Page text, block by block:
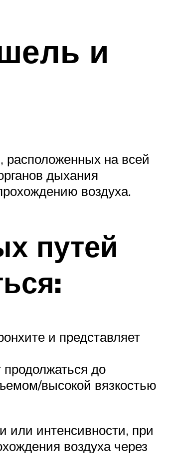
и
на всей
дыхания
воздуха.
путей
и представляет
до
высокой вязкостью
или интенсивности, при
воздуха через